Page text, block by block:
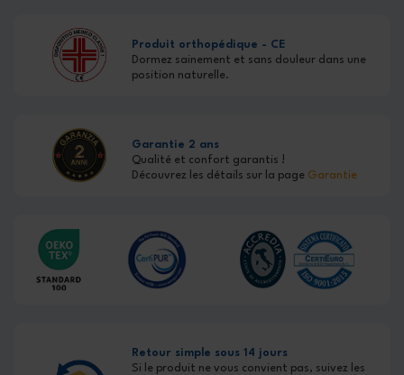
Produit orthopédique - CE
Dormez sainement et sans douleur dans une
position naturelle.
Garantie 2 ans
Qualité et confort garantis !
Découvrez les détails sur la page Garantie
Retour simple sous 14 jours
Si le produit ne vous convient pas, suivez les